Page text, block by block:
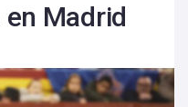
Madrid